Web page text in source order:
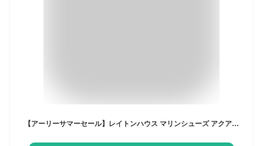
【アーリーサマーセール】レイトンハウス マリンシューズ アクアシューズ ウォーターシューズ 水陸両用 速乾 キッズ ジュニア 靴 スニーカー LHA-161J LEYTON HOUSE